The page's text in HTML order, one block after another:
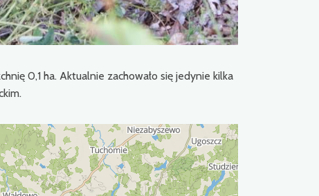
0,1 ha. Aktualnie zachowało się jedynie kilka